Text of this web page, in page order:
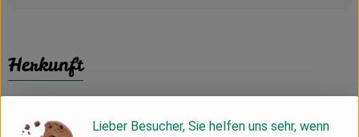
Herkunft
Lieber Besucher, Sie helfen uns sehr, wenn